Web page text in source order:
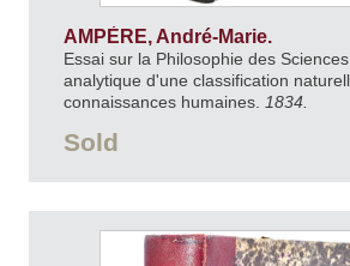
AMPÈRE, André-Marie.
Essai sur la Philosophie des
analytique d'une classification
connaissances humaines.
1834.
Sold